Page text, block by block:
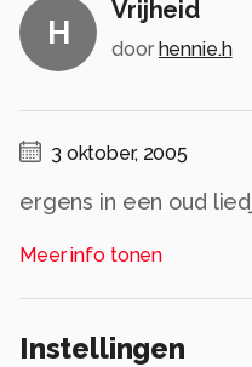
H
Vrijheid
door hennie.h
3 oktober, 2005
ergens in een oud
vrijheid wel
schoot me te binnen
Alle rechten voorbehouden
Meer info tonen
Instellingen